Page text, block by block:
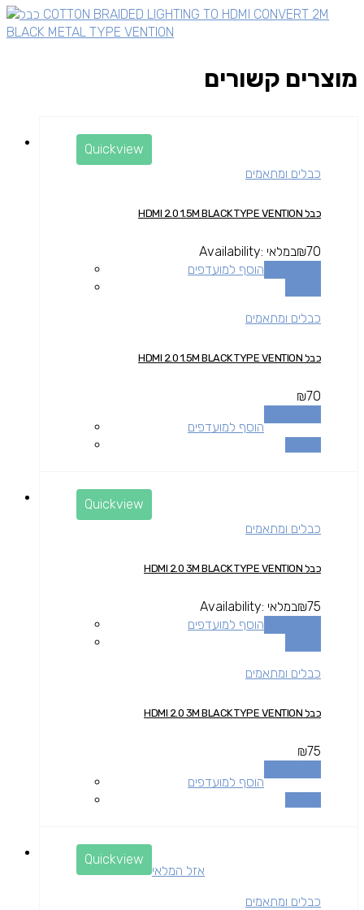
מוצרים קשורים
Quickview
כבלים ומתאמים
כבל HDMI 2.0 1.5M BLACK TYPE VENTION
₪70
Availability: במלאי
הוסף למועדפים
כבלים ומתאמים
כבל HDMI 2.0 1.5M BLACK TYPE VENTION
₪70
הוסף למועדפים
Quickview
כבלים ומתאמים
כבל HDMI 2.0 3M BLACK TYPE VENTION
₪75
Availability: במלאי
הוסף למועדפים
כבלים ומתאמים
כבל HDMI 2.0 3M BLACK TYPE VENTION
₪75
הוסף למועדפים
Quickview
אזל המלאי
כבלים ומתאמים